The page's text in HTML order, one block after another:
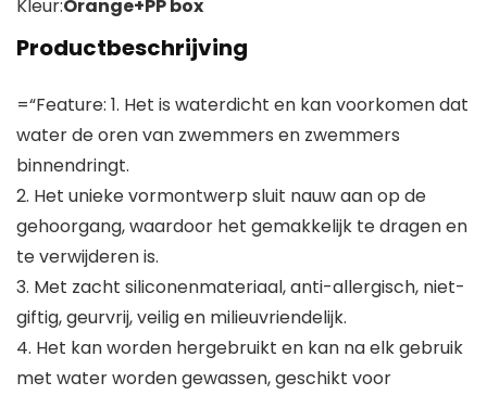
Kleur:Orange+PP box
Productbeschrijving
=“Feature: 1. Het is waterdicht en kan voorkomen dat
water de oren van zwemmers en zwemmers
binnendringt.
2. Het unieke vormontwerp sluit nauw aan op de
gehoorgang, waardoor het gemakkelijk te dragen en
te verwijderen is.
3. Met zacht siliconenmateriaal, anti-allergisch, niet-
giftig, geurvrij, veilig en milieuvriendelijk.
4. Het kan worden hergebruikt en kan na elk gebruik
met water worden gewassen, geschikt voor